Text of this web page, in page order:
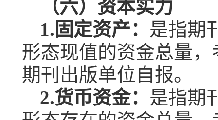
（六）资本实力
1. 固定资产： 是指期
形态现值的资金总量
期刊出版单位自报。
2.货币资金： 是指期